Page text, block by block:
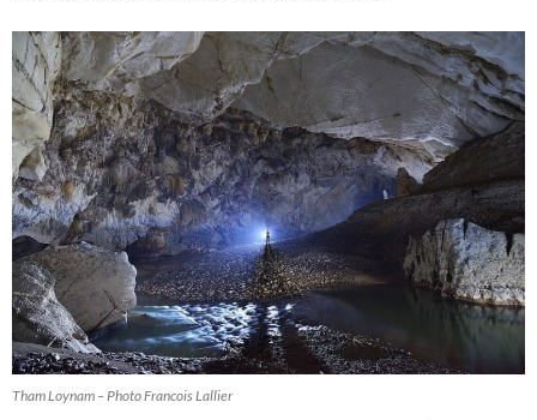
Tham Loynam – Photo Francois Lallier